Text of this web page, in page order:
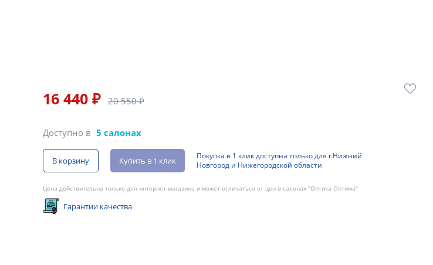
16 440 ₽ 20 550 ₽
Доступно в 5 салонах
В корзину Купить в 1 клик
Покупка в 1 клик доступна только для г.Нижний
Новгород и Нижегородской области
Цена действительна только для интернет-магазина и может отличаться от цен в салонах "Оптика Оптима"
Гарантии качества